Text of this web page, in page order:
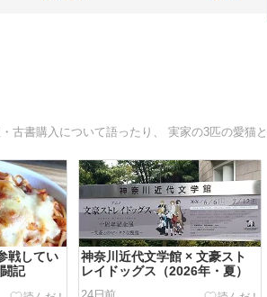
戦してい
記
神奈川近代文学館 × 文豪スト
レイドッグス（2026年・夏）